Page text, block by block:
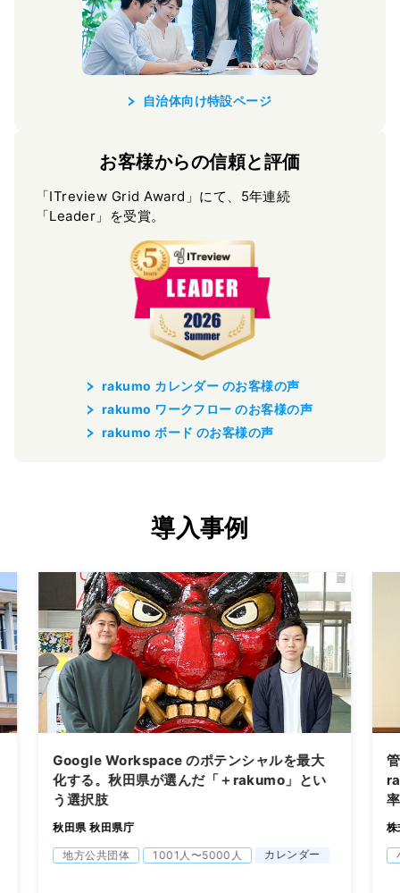
自治体向け特設ページ
お客様からの信頼と評価
「ITreview Grid Award」にて、5年連続
「Leader」を受賞。
rakumo カレンダー のお客様の声
rakumo ワークフロー のお客様の声
rakumo ボード のお客様の声
導入事例
Google Workspace のポテンシャルを最大
化する。秋田県が選んだ「＋rakumo」とい
う選択肢
秋田県 秋田県庁
地方公共団体 1001人〜5000人 カレンダー
株